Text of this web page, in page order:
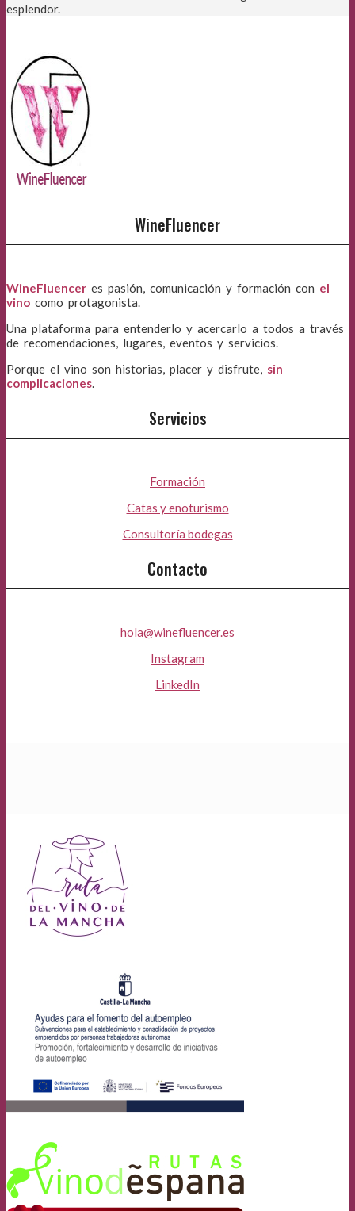
esplendor.
WineFluencer
WineFluencer es pasión, comunicación y formación con el
vino como protagonista.
Una plataforma para entenderlo y acercarlo a todos a través
de recomendaciones, lugares, eventos y servicios.
Porque el vino son historias, placer y disfrute, sin
complicaciones.
Servicios
Formación
Catas y enoturismo
Consultoría bodegas
Contacto
hola@winefluencer.es
Instagram
LinkedIn